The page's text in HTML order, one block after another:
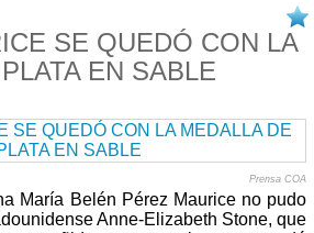
SE QUEDÓ CON LA
EN SABLE
Prensa COA
María Belén Pérez Maurice no pudo
Anne-Elizabeth Stone, que